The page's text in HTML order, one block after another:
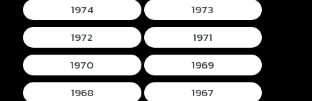
1974
1973
1972
1971
1970
1969
1968
1967